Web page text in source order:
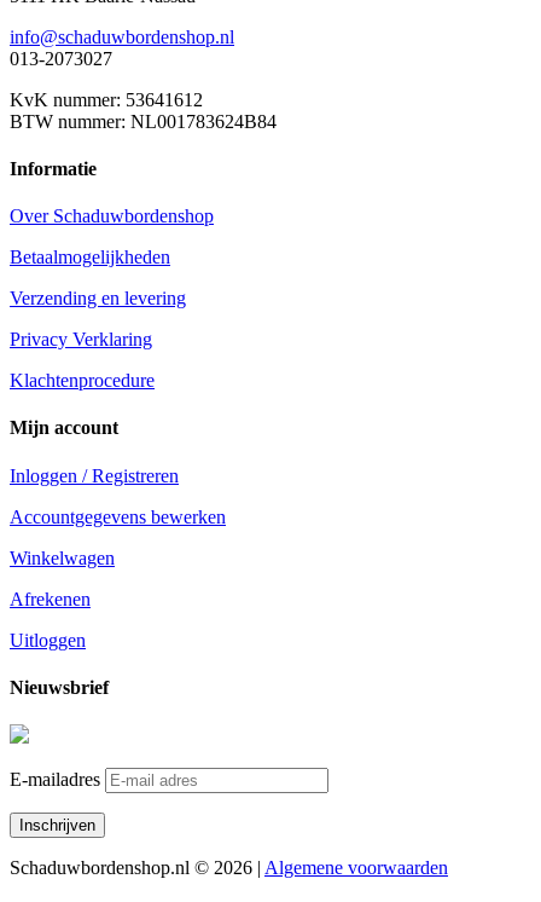
info@schaduwbordenshop.nl
013-2073027
KvK nummer: 53641612
BTW nummer: NL001783624B84
Informatie
Over Schaduwbordenshop
Betaalmogelijkheden
Verzending en levering
Privacy Verklaring
Klachtenprocedure
Mijn account
Inloggen / Registreren
Accountgegevens bewerken
Winkelwagen
Afrekenen
Uitloggen
Nieuwsbrief
E-mailadres
Schaduwbordenshop.nl © 2026 | Algemene voorwaarden